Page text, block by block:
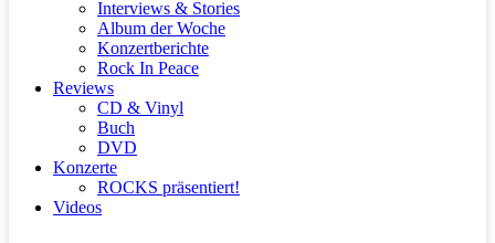
Interviews & Stories
Album der Woche
Konzertberichte
Rock In Peace
Reviews
CD & Vinyl
Buch
DVD
Konzerte
ROCKS präsentiert!
Videos